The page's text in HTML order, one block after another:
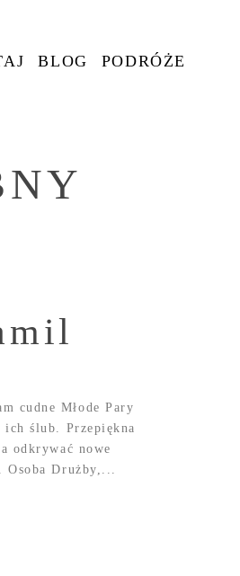
BLOG PODRÓŻE
cudne Młode Pary
ślub. Przepiękna
odkrywać nowe
Osoba Drużby,...